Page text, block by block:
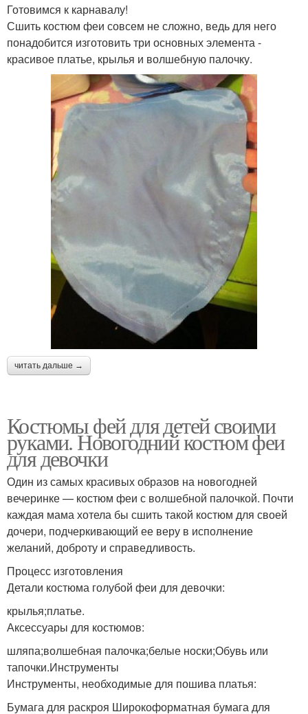
Готовимся к карнавалу!
Сшить костюм феи совсем не сложно, ведь для него
понадобится изготовить три основных элемента -
красивое платье, крылья и волшебную палочку.
читать дальше →
Костюмы фей для детей своими
руками. Новогодний костюм феи
для девочки
Один из самых красивых образов на новогодней
вечеринке — костюм феи с волшебной палочкой. Почти
каждая мама хотела бы сшить такой костюм для своей
дочери, подчеркивающий ее веру в исполнение
желаний, доброту и справедливость.
Процесс изготовления
Детали костюма голубой феи для девочки:
крылья;платье.
Аксессуары для костюмов:
шляпа;волшебная палочка;белые носки;Обувь или
тапочки.Инструменты
Инструменты, необходимые для пошива платья:
Бумага для раскроя Широкоформатная бумага для